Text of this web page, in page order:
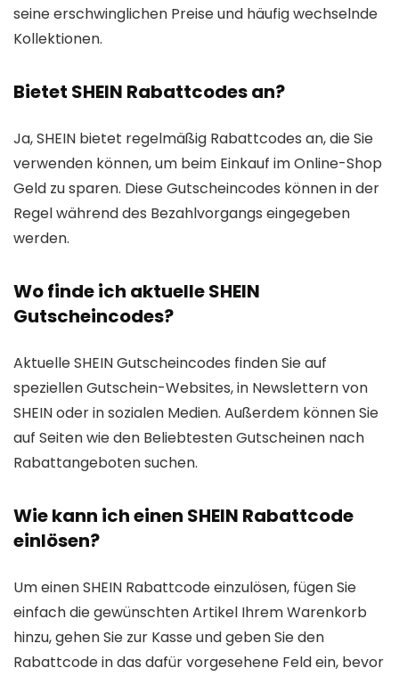
seine erschwinglichen Preise und häufig wechselnde
Kollektionen.
Bietet SHEIN Rabattcodes an?
Ja, SHEIN bietet regelmäßig Rabattcodes an, die Sie
verwenden können, um beim Einkauf im Online-Shop
Geld zu sparen. Diese Gutscheincodes können in der
Regel während des Bezahlvorgangs eingegeben
werden.
Wo finde ich aktuelle SHEIN
Gutscheincodes?
Aktuelle SHEIN Gutscheincodes finden Sie auf
speziellen Gutschein-Websites, in Newslettern von
SHEIN oder in sozialen Medien. Außerdem können Sie
auf Seiten wie den Beliebtesten Gutscheinen nach
Rabattangeboten suchen.
Wie kann ich einen SHEIN Rabattcode
einlösen?
Um einen SHEIN Rabattcode einzulösen, fügen Sie
einfach die gewünschten Artikel Ihrem Warenkorb
hinzu, gehen Sie zur Kasse und geben Sie den
Rabattcode in das dafür vorgesehene Feld ein, bevor